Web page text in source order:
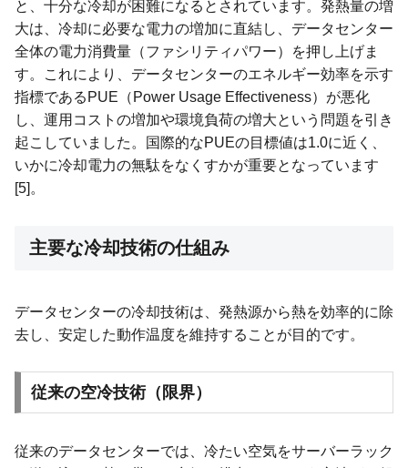
と、十分な冷却が困難になるとされています。発熱量の増
大は、冷却に必要な電力の増加に直結し、データセンター
全体の電力消費量（ファシリティパワー）を押し上げま
す。これにより、データセンターのエネルギー効率を示す
指標であるPUE（Power Usage Effectiveness）が悪化
し、運用コストの増加や環境負荷の増大という問題を引き
起こしていました。国際的なPUEの目標値は1.0に近く、
いかに冷却電力の無駄をなくすかが重要となっています
[5]。
主要な冷却技術の仕組み
データセンターの冷却技術は、発熱源から熱を効率的に除
去し、安定した動作温度を維持することが目的です。
従来の空冷技術（限界）
従来のデータセンターでは、冷たい空気をサーバーラック